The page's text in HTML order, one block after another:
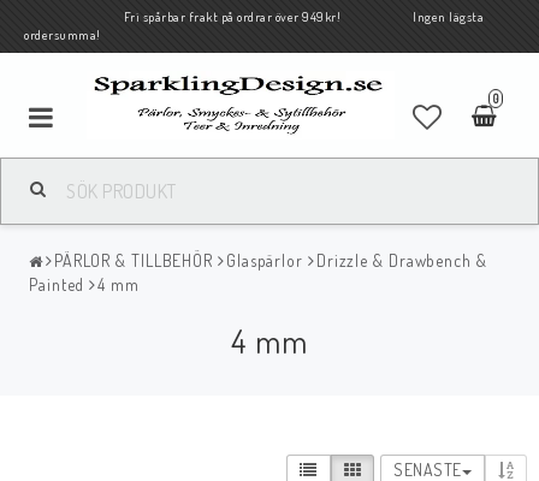
Fri spårbar frakt på ordrar över 949kr! Ingen lägsta
ordersumma!
0
PÄRLOR & TILLBEHÖR Glaspärlor
Drizzle & Drawbench &
Painted
4 mm
4 mm
SENASTE